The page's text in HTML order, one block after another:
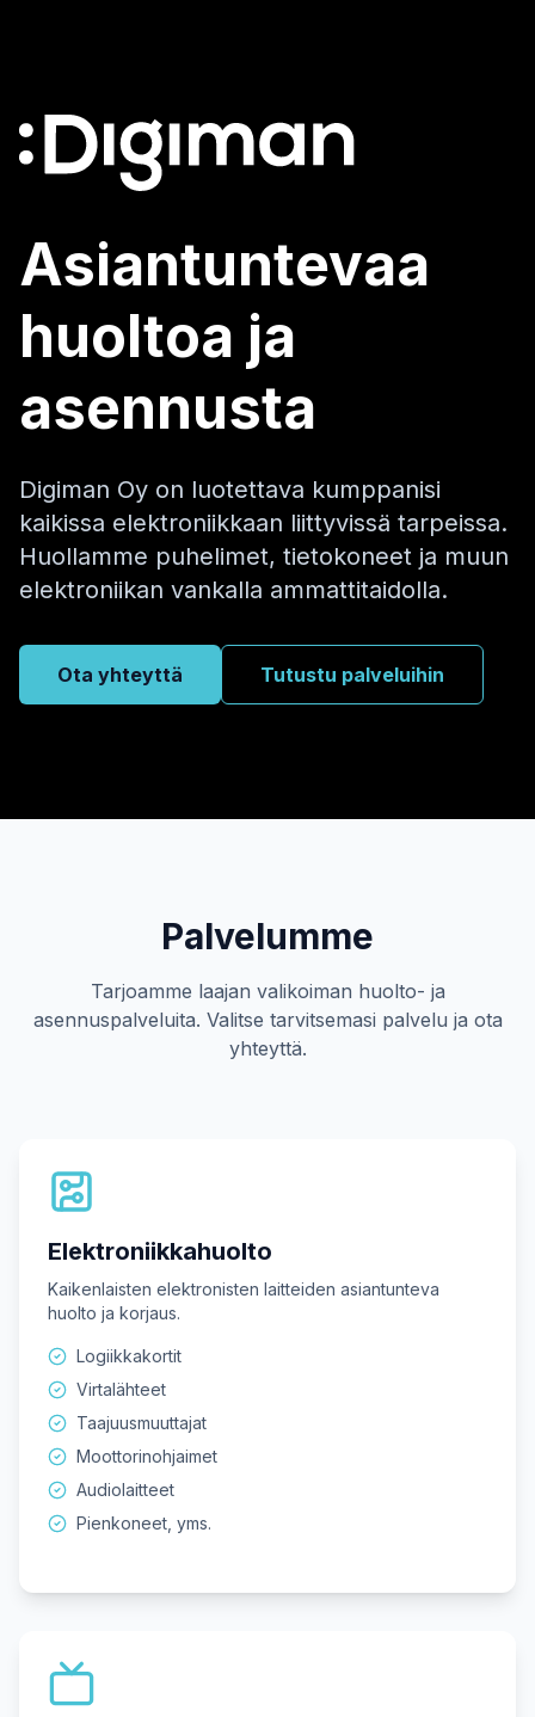
Asiantuntevaa
huoltoa ja
asennusta
Digiman Oy on luotettava kumppanisi
kaikissa elektroniikkaan liittyvissä tarpeissa.
Huollamme puhelimet, tietokoneet ja muun
elektroniikan vankalla ammattitaidolla.
Ota yhteyttä Tutustu palveluihin
Palvelumme
Tarjoamme laajan valikoiman huolto- ja
asennuspalveluita. Valitse tarvitsemasi palvelu ja ota
yhteyttä.
Elektroniikkahuolto
Kaikenlaisten elektronisten laitteiden asiantunteva
huolto ja korjaus.
Logiikkakortit
Virtalähteet
Taajuusmuuttajat
Moottorinohjaimet
Audiolaitteet
Pienkoneet, yms.